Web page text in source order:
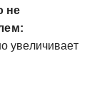
не
увеличивает